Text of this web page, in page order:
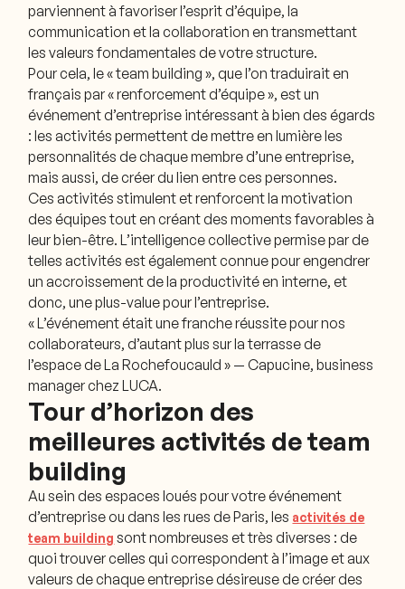
parviennent à favoriser l’esprit d’équipe, la
communication et la collaboration en transmettant
les valeurs fondamentales de votre structure.
Pour cela, le « team building », que l’on traduirait en
français par « renforcement d’équipe », est un
événement d’entreprise intéressant à bien des égards
: les activités permettent de mettre en lumière les
personnalités de chaque membre d’une entreprise,
mais aussi, de créer du lien entre ces personnes.
Ces activités stimulent et renforcent la motivation
des équipes tout en créant des moments favorables à
leur bien-être. L’intelligence collective permise par de
telles activités est également connue pour engendrer
un accroissement de la productivité en interne, et
donc, une plus-value pour l’entreprise.
«L’événement était une franche réussite pour nos
collaborateurs, d’autant plus sur la terrasse de
l’espace de La Rochefoucauld » — Capucine, business
manager chez LUCA.
Tour d’horizon des
meilleures activités de team
building
Au sein des espaces loués pour votre événement
d’entreprise ou dans les rues de Paris, les activités de
team building sont nombreuses et très diverses : de
quoi trouver celles qui correspondent à l’image et aux
valeurs de chaque entreprise désireuse de créer des